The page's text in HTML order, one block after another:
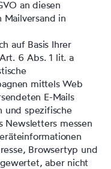
an diesen
in
auf Basis Ihrer
6 Abs. 1 lit. a
mittels Web
E-Mails
und spezifische
Newsletters messen
Browsertyp und
aber nicht